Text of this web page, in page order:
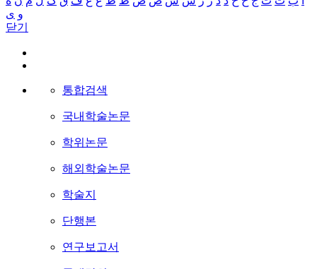
و ی
닫기
통합검색
국내학술논문
학위논문
해외학술논문
학술지
단행본
연구보고서